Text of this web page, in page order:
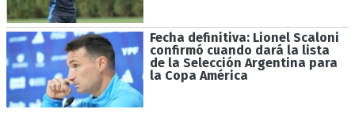
Fecha definitiva: Lionel Scaloni
confirmó cuando dará la lista
de la Selección Argentina para
la Copa América